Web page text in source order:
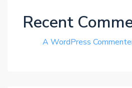
Recent
A WordPress